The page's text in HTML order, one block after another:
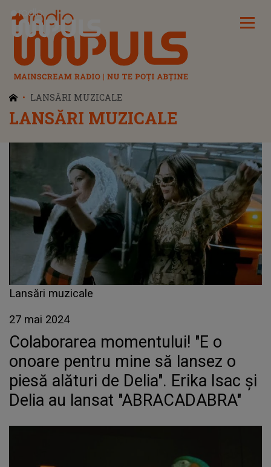
Radio Impuls
LANSĂRI MUZICALE
LANSĂRI MUZICALE
Lansări muzicale
27 mai 2024
Colaborarea momentului! "E o
onoare pentru mine să lansez o
piesă alături de Delia". Erika Isac și
Delia au lansat "ABRACADABRA"